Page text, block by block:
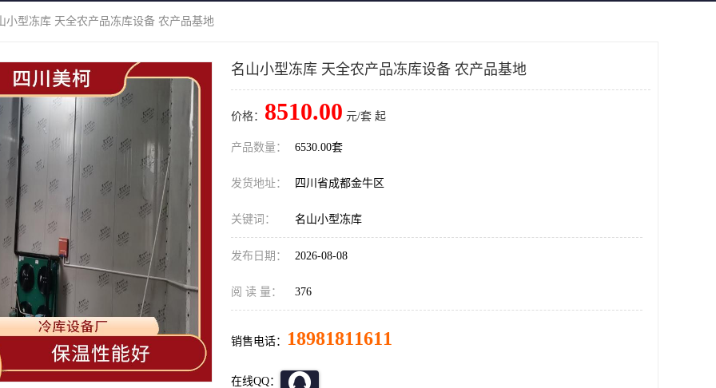
小型冻库 天全农产品冻库设备 农产品基地
名山小型冻库 天全农产品冻库设备 农产品基地
价格： 8510.00 元/套 起
产品数量： 6530.00套
发货地址： 四川省成都金牛区
关键词： 名山小型冻库
发布日期： 2026-08-08
阅 读 量： 376
销售电话： 18981811611
在线QQ：